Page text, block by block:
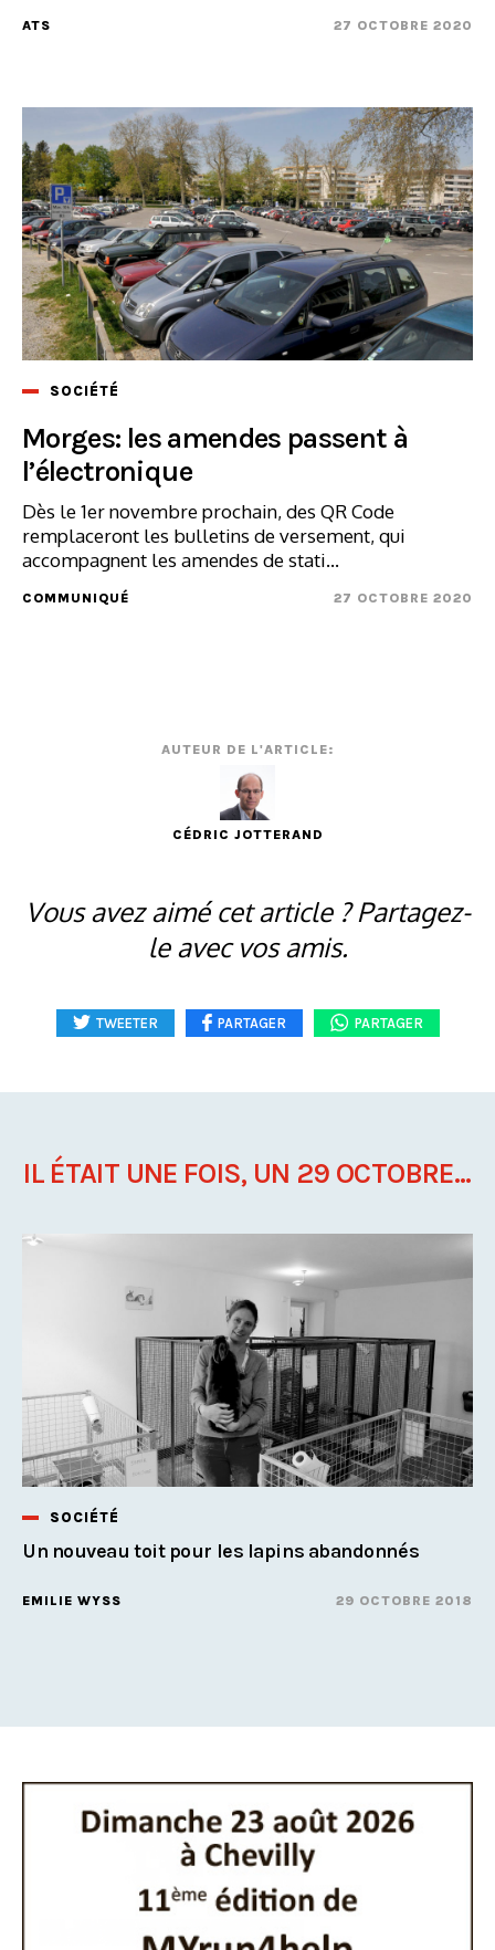
ATS 27 OCTOBRE 2020
SOCIÉTÉ
Morges: les amendes passent à
l’électronique
Dès le 1er novembre prochain, des QR Code
remplaceront les bulletins de versement, qui
accompagnent les amendes de stati...
COMMUNIQUÉ 27 OCTOBRE 2020
AUTEUR DE L'ARTICLE:
CÉDRIC JOTTERAND
Vous avez aimé cet article ? Partagez-
le avec vos amis.
TWEETER PARTAGER PARTAGER
IL ÉTAIT UNE FOIS, UN 29 OCTOBRE...
SOCIÉTÉ
Un nouveau toit pour les lapins abandonnés
EMILIE WYSS 29 OCTOBRE 2018